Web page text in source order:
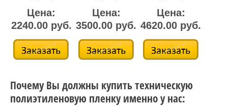
Цена:
2240.00 руб.
Цена:
3500.00 руб.
Цена:
4620.00 руб.
Почему Вы должны купить техническую
полиэтиленовую пленку именно у нас: